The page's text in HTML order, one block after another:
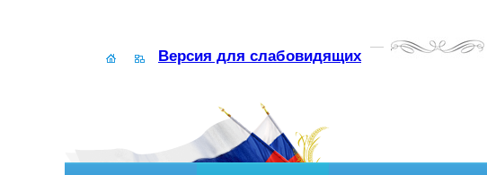
Версия для слабовидящих